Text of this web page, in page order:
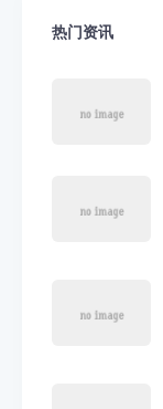
热门资讯